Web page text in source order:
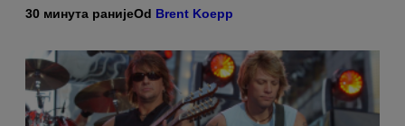
30 минута ранијеOd Brent Koepp